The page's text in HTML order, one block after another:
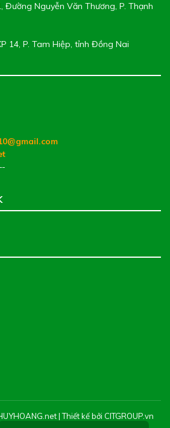
Đường Nguyễn Văn Thương, P. Thạnh
14, P. Tam Hiệp, tỉnh Đồng Nai
| Thiết kế bởi CITGROUP.vn